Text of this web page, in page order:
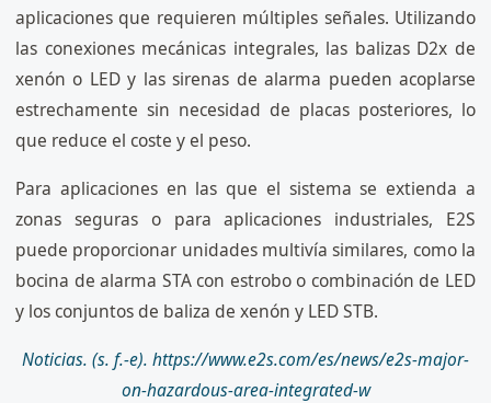
aplicaciones que requieren múltiples señales. Utilizando
las conexiones mecánicas integrales, las balizas D2x de
xenón o LED y las sirenas de alarma pueden acoplarse
estrechamente sin necesidad de placas posteriores, lo
que reduce el coste y el peso.
Para aplicaciones en las que el sistema se extienda a
zonas seguras o para aplicaciones industriales, E2S
puede proporcionar unidades multivía similares, como la
bocina de alarma STA con estrobo o combinación de LED
y los conjuntos de baliza de xenón y LED STB.
Noticias. (s. f.-e). https://www.e2s.com/es/news/e2s-major-
on-hazardous-area-integrated-w